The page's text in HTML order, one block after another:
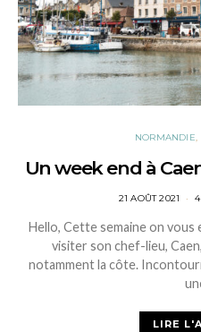
NORMANDIE
Un week end à
POSTED
21 AOÛT 2021
Hello, Cette semaine on vous
visiter son chef-lieu,
notamment la côte.
LIRE